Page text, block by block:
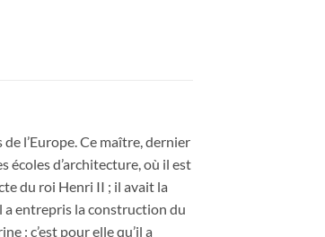
l’Europe. Ce maître, dernier
écoles d’architecture, où il est
du roi Henri II ; il avait la
a entrepris la construction du
: c’est pour elle qu’il a